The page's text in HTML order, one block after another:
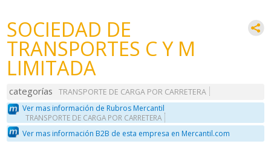
SOCIEDAD DE
TRANSPORTES C Y M
LIMITADA
categorías
TRANSPORTE DE CARGA POR CARRETERA
Ver mas información de Rubros Mercantil
TRANSPORTE DE CARGA POR CARRETERA
Ver mas información B2B de esta empresa en Mercantil.com